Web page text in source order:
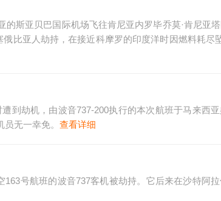
斯亚贝巴国际机场飞往肯尼亚内罗毕乔莫·肯尼亚
比亚人劫持，在接近科摩罗的印度洋时因燃料耗尽
到劫机，由波音737-200执行的本次航班于马来西
无一幸免。 查看详细
号航班的波音737客机被劫持。它后来在沙特阿